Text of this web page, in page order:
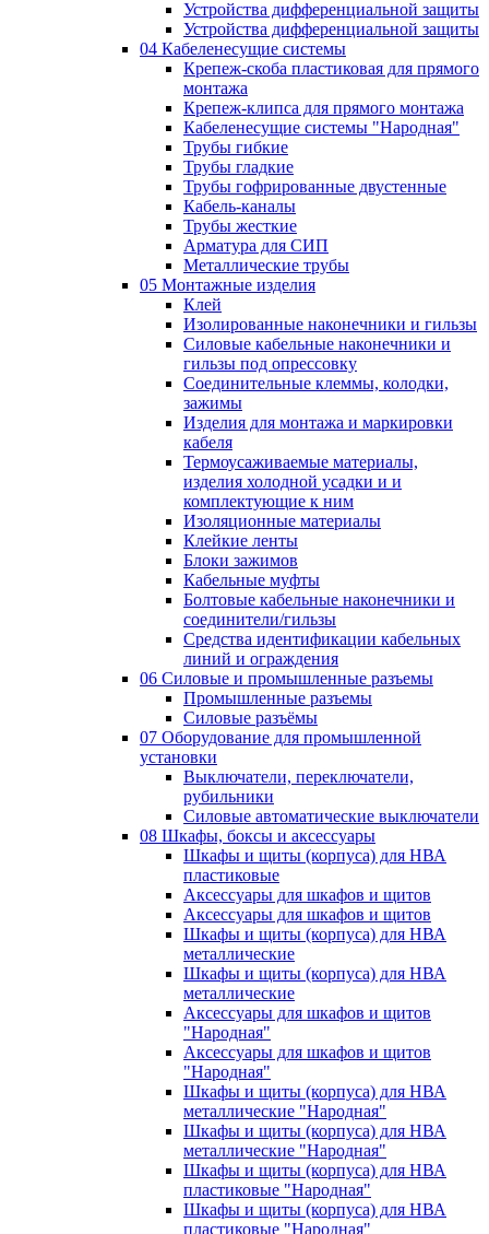
Устройства дифференциальной защиты
Устройства дифференциальной защиты
04 Кабеленесущие системы
Крепеж-скоба пластиковая для прямого
монтажа
Крепеж-клипса для прямого монтажа
Кабеленесущие системы "Народная"
Трубы гибкие
Трубы гладкие
Трубы гофрированные двустенные
Кабель-каналы
Трубы жесткие
Арматура для СИП
Металлические трубы
05 Монтажные изделия
Клей
Изолированные наконечники и гильзы
Силовые кабельные наконечники и
гильзы под опрессовку
Соединительные клеммы, колодки,
зажимы
Изделия для монтажа и маркировки
кабеля
Термоусаживаемые материалы,
изделия холодной усадки и и
комплектующие к ним
Изоляционные материалы
Клейкие ленты
Блоки зажимов
Кабельные муфты
Болтовые кабельные наконечники и
соединители/гильзы
Средства идентификации кабельных
линий и ограждения
06 Силовые и промышленные разъемы
Промышленные разъемы
Силовые разъёмы
07 Оборудование для промышленной
установки
Выключатели, переключатели,
рубильники
Силовые автоматические выключатели
08 Шкафы, боксы и аксессуары
Шкафы и щиты (корпуса) для НВА
пластиковые
Аксессуары для шкафов и щитов
Аксессуары для шкафов и щитов
Шкафы и щиты (корпуса) для НВА
металлические
Шкафы и щиты (корпуса) для НВА
металлические
Аксессуары для шкафов и щитов
"Народная"
Аксессуары для шкафов и щитов
"Народная"
Шкафы и щиты (корпуса) для НВА
металлические "Народная"
Шкафы и щиты (корпуса) для НВА
металлические "Народная"
Шкафы и щиты (корпуса) для НВА
пластиковые "Народная"
Шкафы и щиты (корпуса) для НВА
пластиковые "Народная"